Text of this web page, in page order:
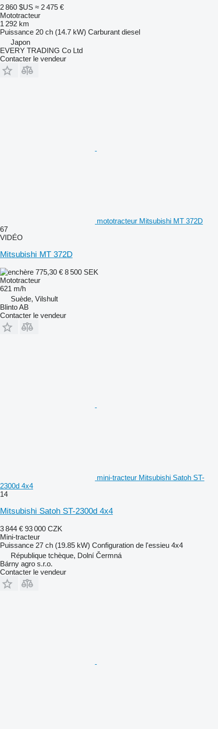
2 860 $US ≈ 2 475 €
Mototracteur
1 292 km
Puissance 20 ch (14.7 kW) Carburant diesel
Japon
EVERY TRADING Co Ltd
Contacter le vendeur
mototracteur Mitsubishi MT 372D
67
VIDÉO
Mitsubishi MT 372D
775,30 € 8 500 SEK
Mototracteur
621 m/h
Suède, Vilshult
Blinto AB
Contacter le vendeur
mini-tracteur Mitsubishi Satoh ST-
2300d 4x4
14
Mitsubishi Satoh ST-2300d 4x4
3 844 € 93 000 CZK
Mini-tracteur
Puissance 27 ch (19.85 kW) Configuration de l'essieu 4x4
République tchèque, Dolní Čermná
Bárny agro s.r.o.
Contacter le vendeur